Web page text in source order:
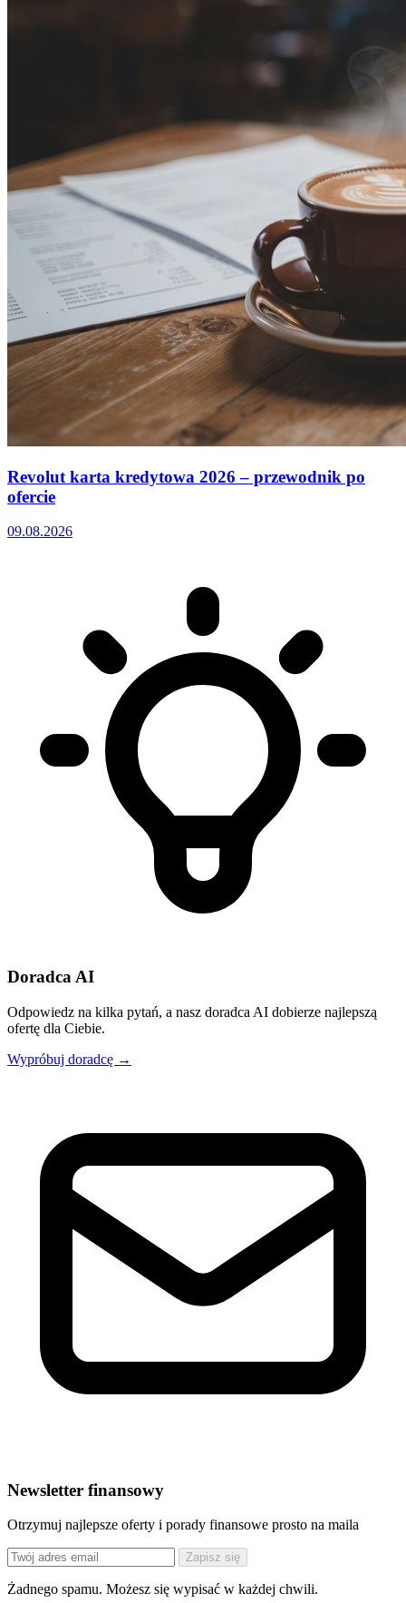
Revolut karta kredytowa 2026 – przewodnik po
ofercie
09.08.2026
Doradca AI
Odpowiedz na kilka pytań, a nasz doradca AI dobierze najlepszą
ofertę dla Ciebie.
Wypróbuj doradcę →
Newsletter finansowy
Otrzymuj najlepsze oferty i porady finansowe prosto na maila
Zapisz się
Żadnego spamu. Możesz się wypisać w każdej chwili.